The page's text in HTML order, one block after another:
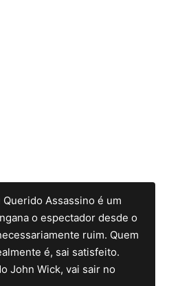
Querido Assassino é um
o espectador desde o
ruim. Quem
é, sai satisfeito.
John Wick, vai sair no